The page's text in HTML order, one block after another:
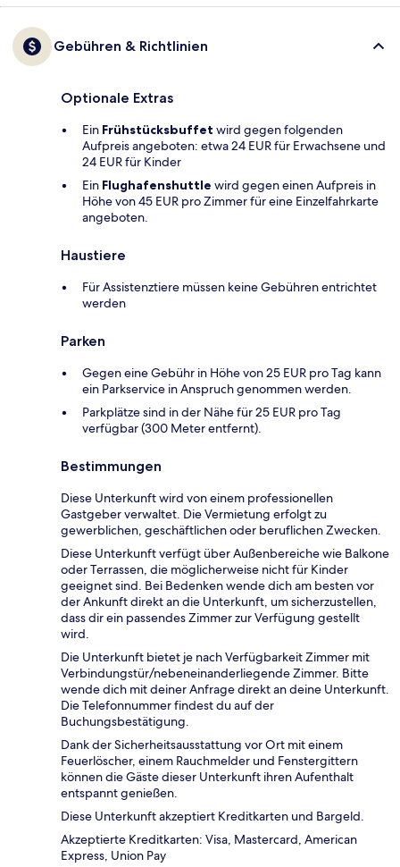
Gebühren & Richtlinien
Optionale Extras
Ein Frühstücksbuffet wird gegen folgenden
Aufpreis angeboten: etwa 24 EUR für Erwachsene und
24 EUR für Kinder
Ein Flughafenshuttle wird gegen einen Aufpreis in
Höhe von 45 EUR pro Zimmer für eine Einzelfahrkarte
angeboten.
Haustiere
Für Assistenztiere müssen keine Gebühren entrichtet
werden
Parken
Gegen eine Gebühr in Höhe von 25 EUR pro Tag kann
ein Parkservice in Anspruch genommen werden.
Parkplätze sind in der Nähe für 25 EUR pro Tag
verfügbar (300 Meter entfernt).
Bestimmungen
Diese Unterkunft wird von einem professionellen
Gastgeber verwaltet. Die Vermietung erfolgt zu
gewerblichen, geschäftlichen oder beruflichen Zwecken.
Diese Unterkunft verfügt über Außenbereiche wie Balkone
oder Terrassen, die möglicherweise nicht für Kinder
geeignet sind. Bei Bedenken wende dich am besten vor
der Ankunft direkt an die Unterkunft, um sicherzustellen,
dass dir ein passendes Zimmer zur Verfügung gestellt
wird.
Die Unterkunft bietet je nach Verfügbarkeit Zimmer mit
Verbindungstür/nebeneinanderliegende Zimmer. Bitte
wende dich mit deiner Anfrage direkt an deine Unterkunft.
Die Telefonnummer findest du auf der
Buchungsbestätigung.
Dank der Sicherheitsausstattung vor Ort mit einem
Feuerlöscher, einem Rauchmelder und Fenstergittern
können die Gäste dieser Unterkunft ihren Aufenthalt
entspannt genießen.
Diese Unterkunft akzeptiert Kreditkarten und Bargeld.
Akzeptierte Kreditkarten: Visa, Mastercard, American
Express, Union Pay